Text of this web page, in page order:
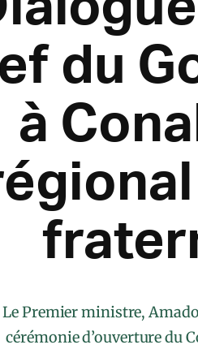
du
à
Le Premier ministre,
cérémonie d’ouverture du